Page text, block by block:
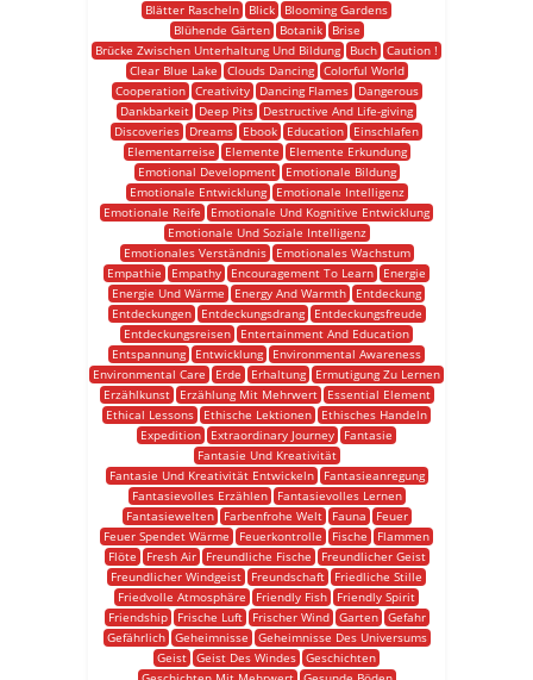
Blätter Rascheln
Blick
Blooming Gardens
Blühende Gärten
Botanik
Brise
Brücke Zwischen Unterhaltung Und Bildung
Buch Caution !
Clear Blue Lake
Clouds Dancing
Colorful World
Cooperation
Creativity Dancing Flames
Dangerous
Dankbarkeit
Deep Pits
Destructive And Life-giving
Discoveries
Dreams Ebook Education
Einschlafen
Elementarreise
Elemente
Elemente Erkundung
Emotional Development
Emotionale Bildung
Emotionale Entwicklung
Emotionale Intelligenz
Emotionale Reife
Emotionale Und Kognitive Entwicklung
Emotionale Und Soziale Intelligenz
Emotionales Verständnis
Emotionales Wachstum
Empathie
Empathy Encouragement To Learn
Energie
Energie Und Wärme
Energy And Warmth
Entdeckung
Entdeckungen
Entdeckungsdrang
Entdeckungsfreude
Entdeckungsreisen
Entertainment And Education
Entspannung
Entwicklung
Environmental Awareness
Environmental Care
Erde Erhaltung
Ermutigung Zu Lernen
Erzählkunst
Erzählung Mit Mehrwert
Essential Element
Ethical Lessons
Ethische Lektionen
Ethisches Handeln
Expedition
Extraordinary Journey
Fantasie
Fantasie Und Kreativität
Fantasie Und Kreativität Entwickeln
Fantasieanregung
Fantasievolles Erzählen
Fantasievolles Lernen
Fantasiewelten
Farbenfrohe Welt Fauna
Feuer
Feuer Spendet Wärme
Feuerkontrolle Fische
Flammen
Flöte
Fresh Air Freundliche Fische
Freundlicher Geist
Freundlicher Windgeist
Freundschaft
Friedliche Stille
Friedvolle Atmosphäre
Friendly Fish
Friendly Spirit
Friendship
Frische Luft Frischer Wind Garten
Gefahr
Gefährlich
Geheimnisse
Geheimnisse Des Universums
Geist Geist Des Windes Geschichten